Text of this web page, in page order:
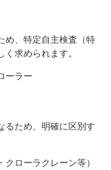
め、特定自主検査（特
求められます。
ーラー
るため、明確に区別す
ローラクレーン等）